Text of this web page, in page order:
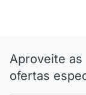
Aproveite
ofertas